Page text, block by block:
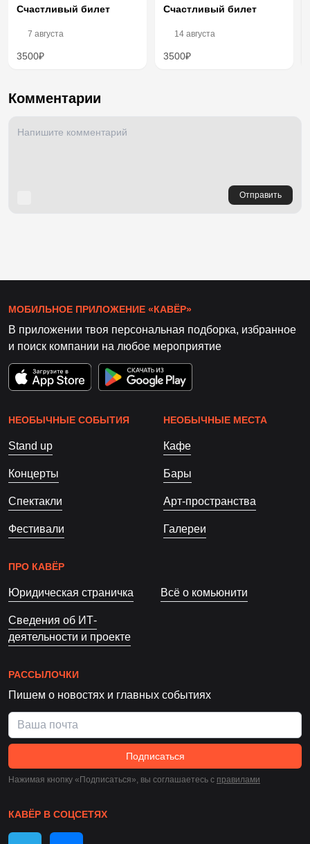
Счастливый билет
7 августа
3500₽
Счастливый билет
14 августа
3500₽
Комментарии
Отправить
МОБИЛЬНОЕ ПРИЛОЖЕНИЕ «КАВЁР»
В приложении твоя персональная подборка, избранное
и поиск компании на любое мероприятие
НЕОБЫЧНЫЕ СОБЫТИЯ
Stand up
Концерты
Спектакли
Фестивали
НЕОБЫЧНЫЕ МЕСТА
Кафе
Бары
Арт-пространства
Галереи
ПРО КАВЁР
Юридическая страничка Всё о комьюнити
Сведения об ИТ-
деятельности и проекте
РАССЫЛОЧКИ
Пишем о новостях и главных событиях
Подписаться
Нажимая кнопку «Подписаться», вы соглашаетесь c правилами
КАВЁР В СОЦСЕТЯХ